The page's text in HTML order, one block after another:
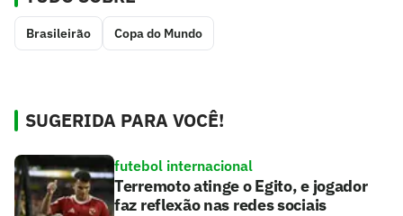
Brasileirão Copa do Mundo
SUGERIDA PARA VOCÊ!
futebol internacional
Terremoto atinge o Egito, e jogador
faz reflexão nas redes sociais